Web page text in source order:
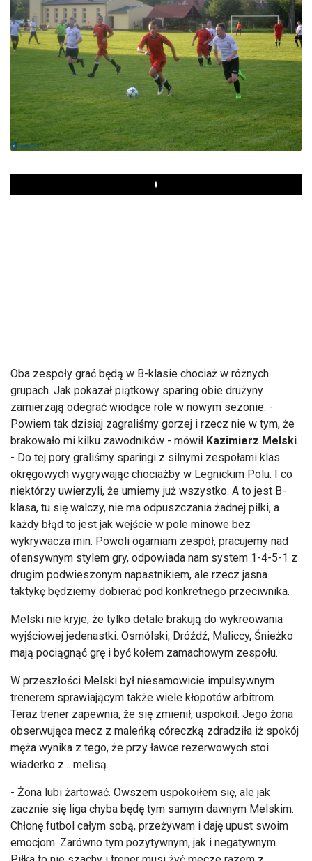
Play
Oba zespoły grać będą w B-klasie chociaż w różnych
grupach. Jak pokazał piątkowy sparing obie drużyny
zamierzają odegrać wiodące role w nowym sezonie. -
Powiem tak dzisiaj zagraliśmy gorzej i rzecz nie w tym, że
brakowało mi kilku zawodników - mówił Kazimierz Melski.
- Do tej pory graliśmy sparingi z silnymi zespołami klas
okręgowych wygrywając chociażby w Legnickim Polu. I co
niektórzy uwierzyli, że umiemy już wszystko. A to jest B-
klasa, tu się walczy, nie ma odpuszczania żadnej piłki, a
każdy błąd to jest jak wejście w pole minowe bez
wykrywacza min. Powoli ogarniam zespół, pracujemy nad
ofensywnym stylem gry, odpowiada nam system 1-4-5-1 z
drugim podwieszonym napastnikiem, ale rzecz jasna
taktykę będziemy dobierać pod konkretnego przeciwnika.
Melski nie kryje, że tylko detale brakują do wykreowania
wyjściowej jedenastki. Osmólski, Dróźdź, Maliccy, Śnieżko
mają pociągnąć grę i być kołem zamachowym zespołu.
W przeszłości Melski był niesamowicie impulsywnym
trenerem sprawiającym także wiele kłopotów arbitrom.
Teraz trener zapewnia, że się zmienił, uspokoił. Jego żona
obserwująca mecz z maleńką córeczką zdradziła iż spokój
męża wynika z tego, że przy ławce rezerwowych stoi
wiaderko z... melisą.
- Żona lubi żartować. Owszem uspokoiłem się, ale jak
zacznie się liga chyba będę tym samym dawnym Melskim.
Chłonę futbol całym sobą, przeżywam i daję upust swoim
emocjom. Zarówno tym pozytywnym, jak i negatywnym.